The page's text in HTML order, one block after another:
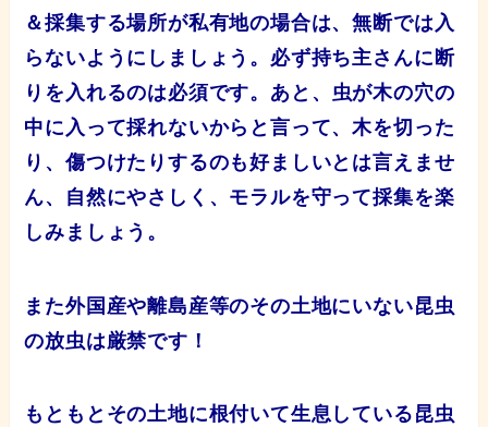
＆採集する場所が私有地の場合は、無断では入
らないようにしましょう。必ず持ち主さんに断
りを入れるのは必須です。あと、 虫が木の穴の
中に入って採れないからと言って、木を切った
り、傷つけたりするのも好ましいとは言えませ
ん、自然にやさしく、モラルを守って採集を楽
しみましょう。
また外国産や離島産等のその土地にいない昆虫
の放虫は厳禁です！
もともとその土地に根付いて生息している昆虫